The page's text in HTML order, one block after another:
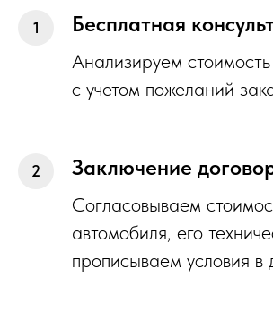
Бесплатная
Анализируем
с учетом пожеланий
Заключение
Согласовываем
автомобиля, его
прописываем условия в